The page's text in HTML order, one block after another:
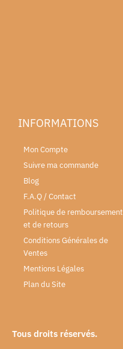
INFORMATIONS
Mon Compte
Suivre ma commande
Blog
F.A.Q / Contact
Politique de remboursement
et de retours
Conditions Générales de
Ventes
Mentions Légales
Plan du Site
Tous droits réservés.